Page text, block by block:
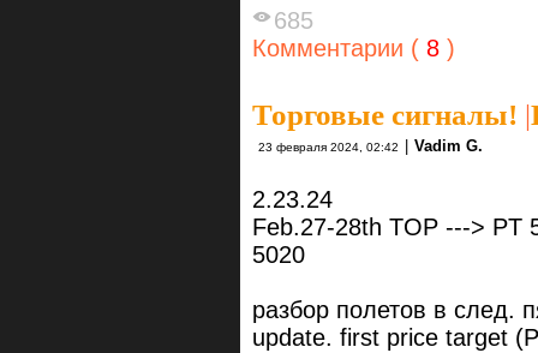
685
Комментарии ( 8 )
Торговые сигналы! |
23 февраля 2024, 02:42 Vadim G.
2.23.24
Feb.27-28th TOP ---> PT
5020
разбор полетов в след.
update. first price target